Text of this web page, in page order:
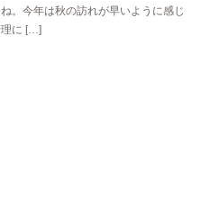
。今年は秋の訪れが早いように感じ
理に […]